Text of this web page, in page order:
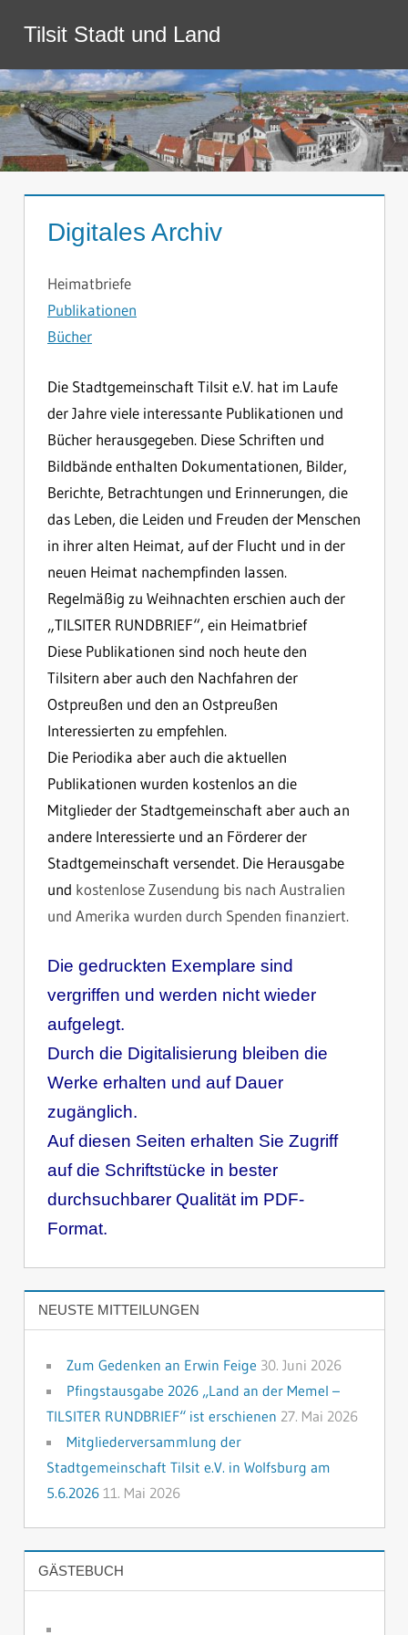
Inhalt
springen
Tilsit Stadt und Land
Digitales Archiv
Heimatbriefe
Publikationen
Bücher
Die Stadtgemeinschaft Tilsit e.V. hat im Laufe
der Jahre viele interessante Publikationen und
Bücher herausgegeben. Diese Schriften und
Bildbände enthalten Dokumentationen, Bilder,
Berichte, Betrachtungen und Erinnerungen, die
das Leben, die Leiden und Freuden der Menschen
in ihrer alten Heimat, auf der Flucht und in der
neuen Heimat nachempfinden lassen.
Regelmäßig zu Weihnachten erschien auch der
„TILSITER RUNDBRIEF“, ein Heimatbrief
Diese Publikationen sind noch heute den
Tilsitern aber auch den Nachfahren der
Ostpreußen und den an Ostpreußen
Interessierten zu empfehlen.
Die Periodika aber auch die aktuellen
Publikationen wurden kostenlos an die
Mitglieder der Stadtgemeinschaft aber auch an
andere Interessierte und an Förderer der
Stadtgemeinschaft versendet. Die Herausgabe
und kostenlose Zusendung bis nach Australien
und Amerika wurden durch Spenden finanziert.
Die gedruckten Exemplare sind
vergriffen und werden nicht wieder
aufgelegt.
Durch die Digitalisierung bleiben die
Werke erhalten und auf Dauer
zugänglich.
Auf diesen Seiten erhalten Sie Zugriff
auf die Schriftstücke in bester
durchsuchbarer Qualität im PDF-
Format.
NEUSTE MITTEILUNGEN
Zum Gedenken an Erwin Feige 30. Juni 2026
Pfingstausgabe 2026 „Land an der Memel –
TILSITER RUNDBRIEF“ ist erschienen 27. Mai 2026
Mitgliederversammlung der
Stadtgemeinschaft Tilsit e.V. in Wolfsburg am
5.6.2026 11. Mai 2026
GÄSTEBUCH